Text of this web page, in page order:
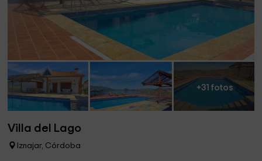
+31 fotos
Villa del Lago
Iznajar, Córdoba